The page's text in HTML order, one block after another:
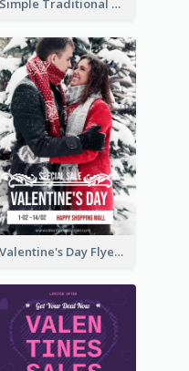
Simple Traditional CNY Sales Flyer Design
Valentine's Day Flyer With Photo Of Couple